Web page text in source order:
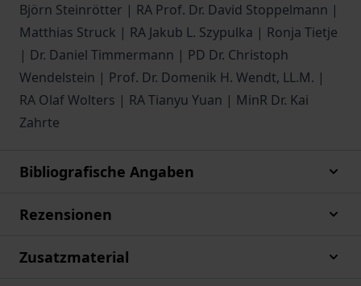
Björn Steinrötter | RA Prof. Dr. David Stoppelmann |
Matthias Struck | RA Jakub L. Szypulka | Ronja Tietje
| Dr. Daniel Timmermann | PD Dr. Christoph
Wendelstein | Prof. Dr. Domenik H. Wendt, LL.M. |
RA Olaf Wolters | RA Tianyu Yuan | MinR Dr. Kai
Zahrte
Bibliografische Angaben
Rezensionen
Zusatzmaterial